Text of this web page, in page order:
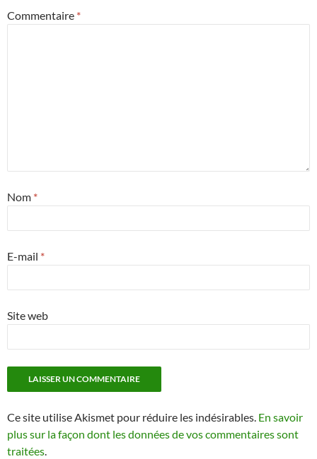
Commentaire *
Nom *
E-mail *
Site web
Ce site utilise Akismet pour réduire les indésirables. En savoir
plus sur la façon dont les données de vos commentaires sont
traitées.